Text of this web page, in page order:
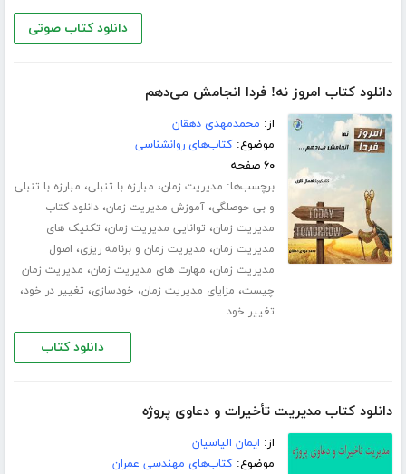
دانلود کتاب صوتی
دانلود کتاب امروز نه! فردا انجامش می‌دهم
از: محمدمهدی دهقان
موضوع:کتاب‌های روانشناسی
۶۰ صفحه
برچسب‌ها: مدیریت زمان، مبارزه با تنبلی، مبارزه با تنبلی
و بی حوصلگی،آموزش مدیریت زمان،دانلود کتاب
مدیریت زمان، توانایی مدیریت زمان، تکنیک های
مدیریت زمان، مدیریت زمان و برنامه ریزی، اصول
مدیریت زمان، مهارت های مدیریت زمان، مدیریت زمان
چیست، مزایای مدیریت زمان، خودسازی، تغییر در خود،
تغییر خود
دانلود کتاب
دانلود کتاب مدیریت تأخیرات و دعاوی پروژه
از: ایمان الیاسیان
موضوع:کتاب‌های مهندسی عمران